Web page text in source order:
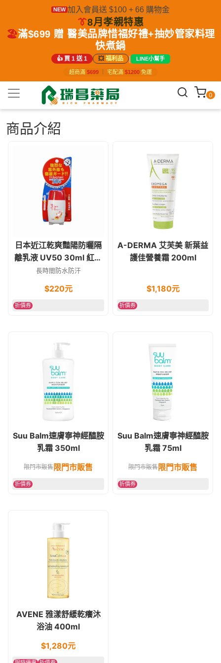
NEW 加入會員送 $100 + 66 購物金
👔8月孝親特惠
🏖️滿$699 贈 醫美品牌惜福好禮+抽妙管家料理
快煮鍋
👍 買 1 送 1 💥福利品 | LINE小幫手
超商滿 $699 宅配滿 $1200 免運
0
商品介紹
日本近江乾爽豔陽防曬隔
離乳液 UV50 30ml 紅蓋
SPF50 PA+++
長時間防水防汗
$220元
折價券
A-DERMA 艾芙美 新葉益
護佳營養霜 200ml
$1,180元
折價券
Suu Balm速膚寧神經醯胺
乳霜 350ml
限門市販售 限門市販售
折價券
Suu Balm速膚寧神經醯胺
乳霜 75ml
限門市販售 限門市販售
折價券
AVENE 雅漾舒緩乾癢沐
浴油 400ml
$1,280元